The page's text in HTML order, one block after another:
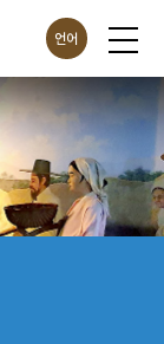
언어
ENG
CHN
JPN